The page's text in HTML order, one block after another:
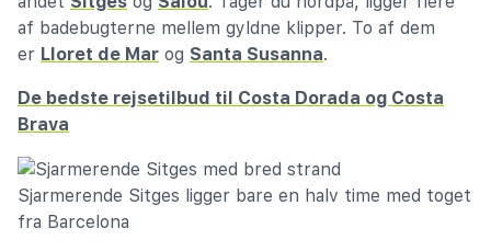
af badebugterne mellem gyldne klipper. To af dem
er Lloret de Mar og Santa Susanna.
De bedste rejsetilbud til Costa Dorada og Costa
Brava
Sjarmerende Sitges ligger bare en halv time med toget
fra Barcelona